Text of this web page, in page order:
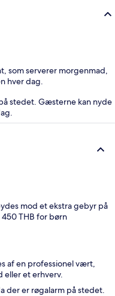
som serverer morgenmad,
hver dag.
stedet. Gæsterne kan nyde
mod et ekstra gebyr på
THB for børn
af en professionel vært,
eller et erhverv.
der er røgalarm på stedet.